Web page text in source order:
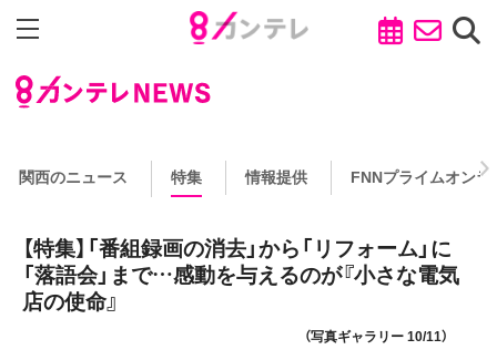
関西のニュース 特集 情報提供 FNNプライムオンラ
【特集】「番組録画の消去」から「リフォーム」に
「落語会」まで…感動を与えるのが『小さな電気
店の使命』
（写真ギャラリー 10/11）